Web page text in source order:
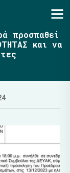
προσπαθεί
και να